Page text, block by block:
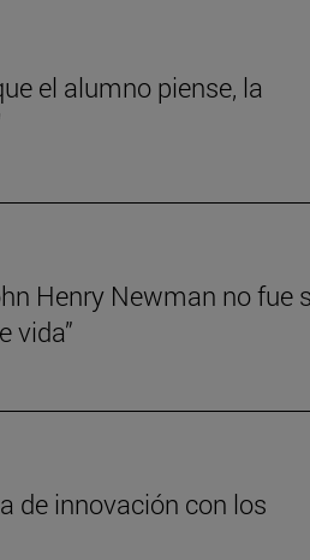
el alumno piense, la
Henry Newman no fue
vida”
de innovación con los